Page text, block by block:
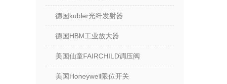
德国kubler光纤发射器
德国HBM工业放大器
美国仙童FAIRCHILD调压阀
美国Honeywell限位开关